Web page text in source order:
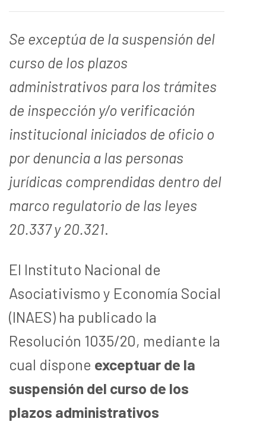
Se exceptúa de la suspensión del
curso de los plazos
administrativos para los trámites
de inspección y/o verificación
institucional iniciados de oficio o
por denuncia a las personas
jurídicas comprendidas dentro del
marco regulatorio de las leyes
20.337 y 20.321.
El Instituto Nacional de
Asociativismo y Economía Social
(INAES) ha publicado la
Resolución 1035/20, mediante la
cual dispone exceptuar de la
suspensión del curso de los
plazos administrativos